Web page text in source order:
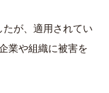
が、適用されてい
業や組織に被害を